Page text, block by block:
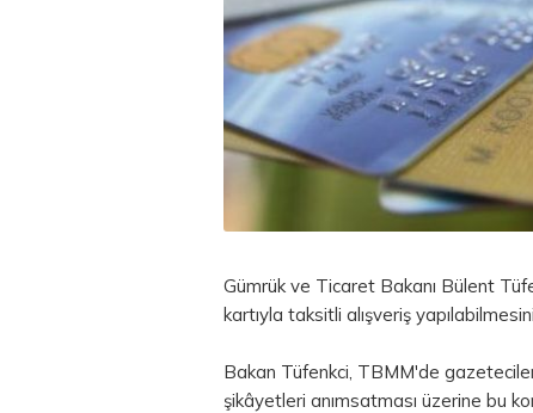
Gümrük ve Ticaret Bakanı Bülent
kartıyla taksitli alışveriş
Bakan Tüfenkci, TBMM'de
şikâyetleri anımsatması üzerine bu